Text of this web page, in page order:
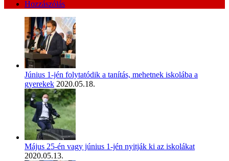
Hozzászólás
Június 1-jén folytatódik a tanítás, mehetnek iskolába a
gyerekek 2020.05.18.
Május 25-én vagy június 1-jén nyitják ki az iskolákat
2020.05.13.